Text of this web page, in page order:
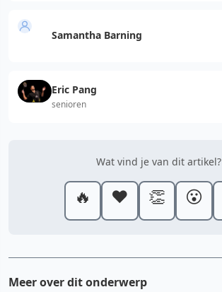
Samantha Barning
Eric Pang
senioren
Wat vind je van dit artikel?
🔥 ❤️ 👏 😮
Meer over dit onderwerp